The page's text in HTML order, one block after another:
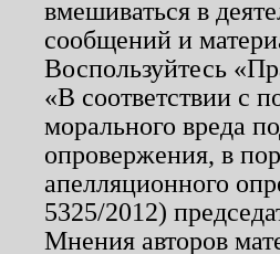
вмешиваться в
сообщений и
Воспользуйтесь
«В соответствии с
морального вреда
опровержения, в
апелляционного
5325/2012)
Мнения авторов